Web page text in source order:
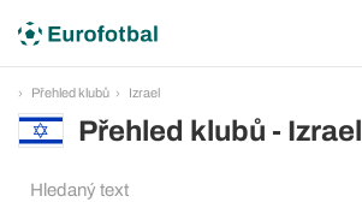
Přehled klubů Izrael
Přehled klubů - Izrael